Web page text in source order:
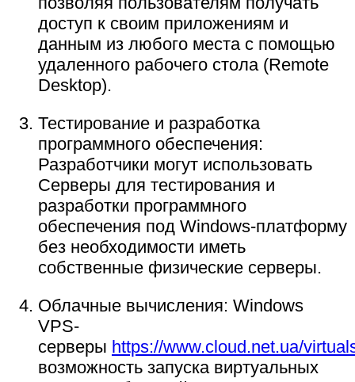
доступ к своим приложениям и
данным из любого места с помощью
удаленного рабочего стола (Remote
Desktop).
Тестирование и разработка
программного обеспечения:
Разработчики могут использовать
Серверы для тестирования и
разработки программного
обеспечения под Windows-платформу
без необходимости иметь
собственные физические серверы.
Облачные вычисления: Windows
VPS-
серверы https://www.cloud.net.ua/
возможность запуска виртуальных